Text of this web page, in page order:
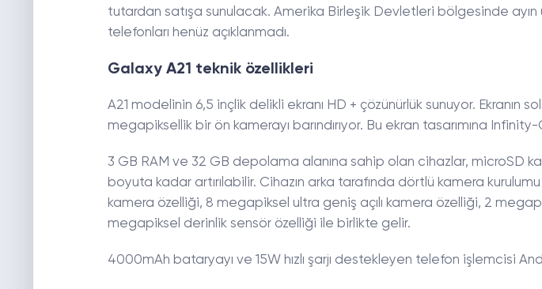
tutardan satışa sunulacak. Amerika Birleşik Devletleri bölgesinde
telefonları henüz açıklanmadı.
Galaxy A21 teknik özellikleri
A21 modelinin 6,5 inçlik delikli ekranı HD + çözünürlük sunuyor. Ekranın
megapiksellik bir ön kamerayı barındırıyor. Bu ekran tasarımına
3 GB RAM ve 32 GB depolama alanına sahip olan cihazlar, microSD
boyuta kadar artırılabilir. Cihazın arka tarafında dörtlü kamera
kamera özelliği, 8 megapiksel ultra geniş açılı kamera özelliği, 2
megapiksel derinlik sensör özelliği ile birlikte gelir.
4000mAh bataryayı ve 15W hızlı şarjı destekleyen telefon işlemcisi